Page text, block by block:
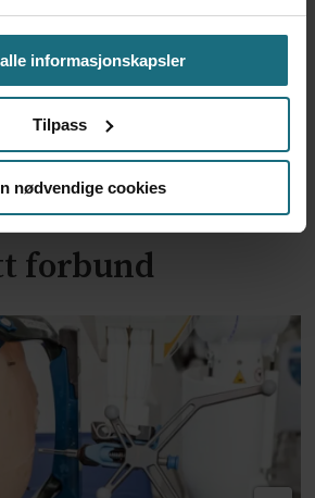
informasjonskapsler
Tilpass
nødvendige cookies
forbund